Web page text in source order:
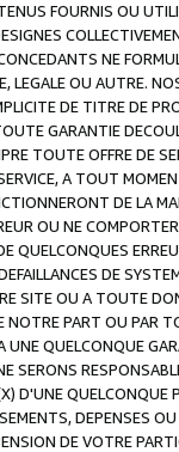
FOURNIS OU
NE
LEGALE OU AUTRE.
DE TITRE DE
GARANTIE
TOUTE OFFRE DE
A TOUT
DE LA
OU NE
QUELCONQUES
DE
SITE OU A TOUTE
PART OU PAR
UNE QUELCONQUE
SERONS
D'UNE QUELCONQUE
DEPENSES
DE VOTRE